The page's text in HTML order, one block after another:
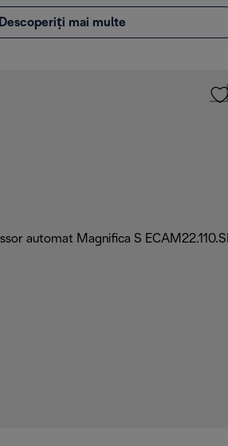
Descoperiți mai multe